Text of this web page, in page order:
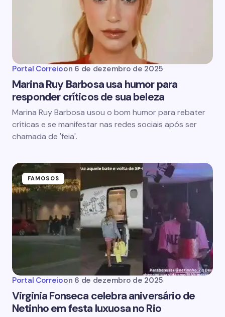
Portal Correioon 6 de dezembro de 2025
Marina Ruy Barbosa usa humor para
responder críticos de sua beleza
Marina Ruy Barbosa usou o bom humor para rebater
críticas e se manifestar nas redes sociais após ser
chamada de 'feia'.
FAMOSOS
Portal Correioon 6 de dezembro de 2025
Virginia Fonseca celebra aniversário de
Netinho em festa luxuosa no Rio